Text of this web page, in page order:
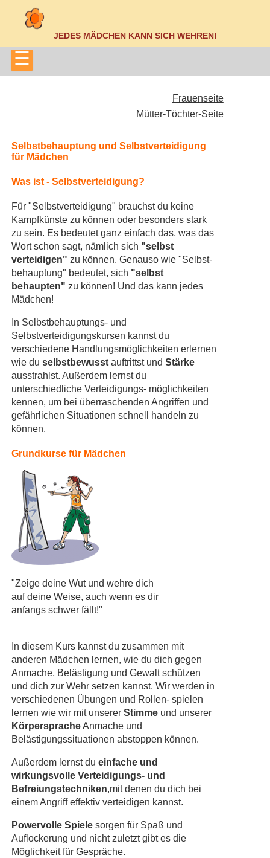
JEDES MÄDCHEN KANN SICH WEHREN!
☰
Frauenseite
Mütter-Töchter-Seite
Selbstbehauptung und Selbstverteidigung
für Mädchen
Was ist - Selbstverteidigung?
Für "Selbstverteidigung" brauchst du keine
Kampfkünste zu können oder besonders stark
zu sein. Es bedeutet ganz einfach das, was das
Wort schon sagt, nämlich sich "selbst
verteidigen" zu können. Genauso wie "Selbst-
behauptung" bedeutet, sich "selbst
behaupten" zu können! Und das kann jedes
Mädchen!
In Selbstbehauptungs- und
Selbstverteidigungskursen kannst du
verschiedene Handlungsmöglichkeiten erlernen
wie duselbstbewusst auftrittst undStärke
ausstrahlst. Außerdem lernst du
unterschiedliche Verteidigungs- möglichkeiten
kennen, um bei überraschenden Angriffen und
gefährlichen Situationen schnell handeln zu
können.
Grundkurse für Mädchen
"Zeige deine Wut und wehre dich
auf deine Weise, auch wenn es dir
anfangs schwer fällt!"
In diesem Kurs kannst du zusammen mit
anderen Mädchen lernen, wie du dich gegen
Anmache, Belästigung und Gewalt schützen
und dich zur Wehr setzen kannst. Wir werden in
verschiedenen Übungen und Rollen- spielen
lernen wie wir mit unsererStimme und unserer
KörperspracheAnmache und
Belästigungssituationen abstoppen können.
Außerdem lernst dueinfache und
wirkungsvolle Verteidigungs- und
Befreiungstechniken,mit denen du dich bei
einem Angriff effektiv verteidigen kannst.
Powervolle Spiele sorgen für Spaß und
Auflockerung und nicht zuletzt gibt es die
Möglichkeit für Gespräche.